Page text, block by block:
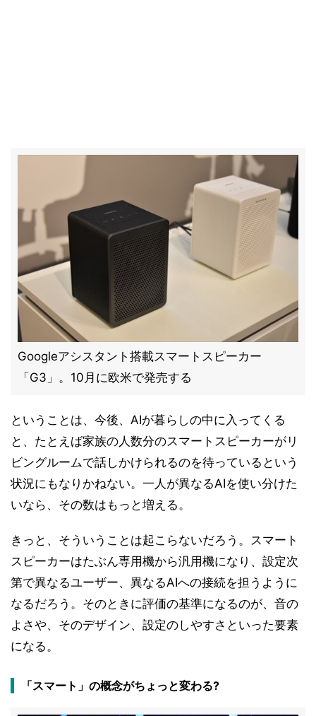
Googleアシスタント搭載スマートスピーカー
「G3」。10月に欧米で発売する
ということは、今後、AIが暮らしの中に入ってくる
と、たとえば家族の人数分のスマートスピーカーがリ
ビングルームで話しかけられるのを待っているという
状況にもなりかねない。一人が異なるAIを使い分けた
いなら、その数はもっと増える。
きっと、そういうことは起こらないだろう。スマート
スピーカーはたぶん専用機から汎用機になり、設定次
第で異なるユーザー、異なるAIへの接続を担うように
なるだろう。そのときに評価の基準になるのが、音の
よさや、そのデザイン、設定のしやすさといった要素
になる。
「スマート」の概念がちょっと変わる?